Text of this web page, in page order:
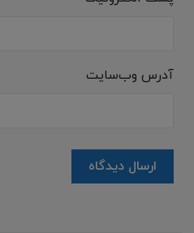
آدرس وب‌سایت
ارسال دیدگاه